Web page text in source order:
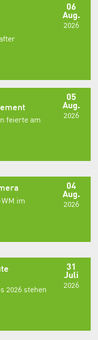
06
Aug.
2026
05
Aug.
2026
feierte am
04
Aug.
2026
im
31
Juli
2026
2026 stehen